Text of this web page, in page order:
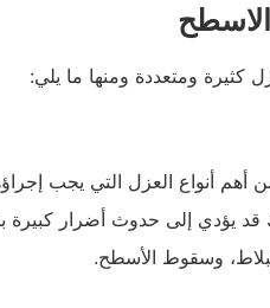
كثيرة ومتعددة ومنها ما يلي:
أهم أنواع العزل التي يجب
قد يؤدي إلى حدوث أضرار كبيرة
وسقوط الأسطح.